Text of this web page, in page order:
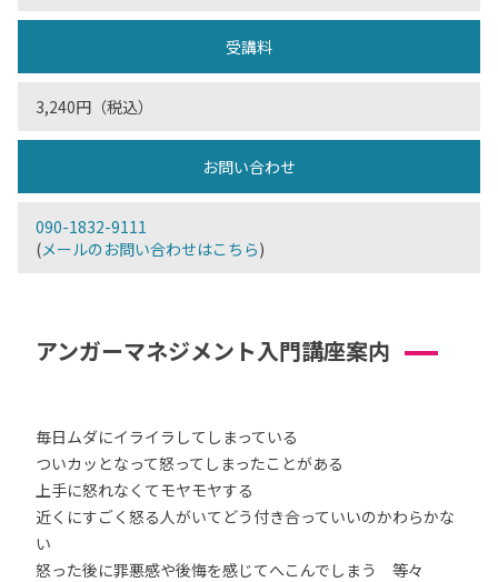
受講料
3,240円（税込）
お問い合わせ
090-1832-9111
(メールのお問い合わせはこちら)
アンガーマネジメント入門講座案内
毎日ムダにイライラしてしまっている
ついカッとなって怒ってしまったことがある
上手に怒れなくてモヤモヤする
近くにすごく怒る人がいてどう付き合っていいのかわらかな
い
怒った後に罪悪感や後悔を感じてへこんでしまう 等々